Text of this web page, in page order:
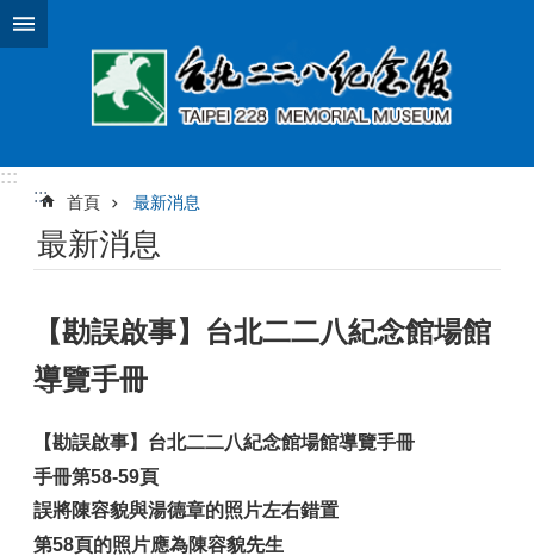
跳到主要內容區塊
:::
:::
首頁 最新消息
最新消息
【勘誤啟事】台北二二八紀念館場館
導覽手冊
【勘誤啟事】台北二二八紀念館場館導覽手冊
手冊第58-59頁
誤將陳容貌與湯德章的照片左右錯置
第58頁的照片應為陳容貌先生